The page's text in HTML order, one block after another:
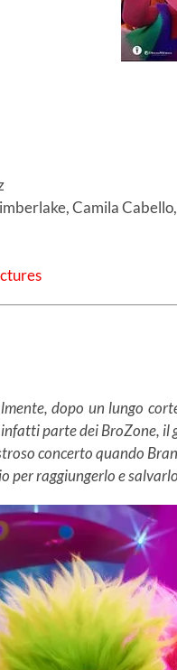
Camila
dopo un lungo
parte dei BroZone, il
concerto quando
per raggiungerlo e